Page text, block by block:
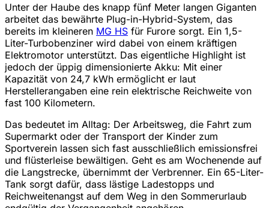
Unter der Haube des knapp fünf Meter langen Giganten
arbeitet das bewährte Plug-in-Hybrid-System, das
bereits im kleineren MG HS für Furore sorgt. Ein 1,5-
Liter-Turbobenziner wird dabei von einem kräftigen
Elektromotor unterstützt. Das eigentliche Highlight ist
jedoch der üppig dimensionierte Akku: Mit einer
Kapazität von 24,7 kWh ermöglicht er laut
Herstellerangaben eine rein elektrische Reichweite von
fast 100 Kilometern.
Das bedeutet im Alltag: Der Arbeitsweg, die Fahrt zum
Supermarkt oder der Transport der Kinder zum
Sportverein lassen sich fast ausschließlich emissionsfrei
und flüsterleise bewältigen. Geht es am Wochenende auf
die Langstrecke, übernimmt der Verbrenner. Ein 65-Liter-
Tank sorgt dafür, dass lästige Ladestopps und
Reichweitenangst auf dem Weg in den Sommerurlaub